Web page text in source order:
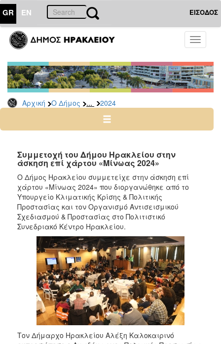
GR EN ΕΙΣΟΔΟΣ
Toggle
Αρχική Ο Δήμος ... 2024
ΔΗΜΟΣ
Δελτία
Τύπου
Αρχείο
2026
2024
2022
2021
2020
2019
2018
2017
2016
2015
2013
2012
2011
2010
2006
Συμμετοχή του Δήμου Ηρακλείου στην
άσκηση επί χάρτου «Μίνωας 2024»
Ο Δήμος Ηρακλείου συμμετείχε στην άσκηση επί
χάρτου «Μίνωας 2024» που διοργανώθηκε από το
Υπουργείο Κλιματικής Κρίσης & Πολιτικής
Προστασίας και τον Οργανισμό Αντισεισμικού
Σχεδιασμού & Προστασίας στο Πολιτιστικό
Συνεδριακό Κέντρο Ηρακλείου.
Τον Δήμαρχο Ηρακλείου Αλέξη Καλοκαιρινό